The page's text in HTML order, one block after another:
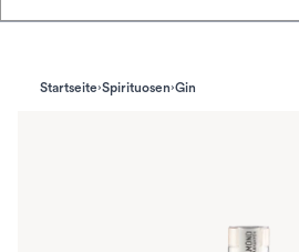
Startseite Spirituosen Gin